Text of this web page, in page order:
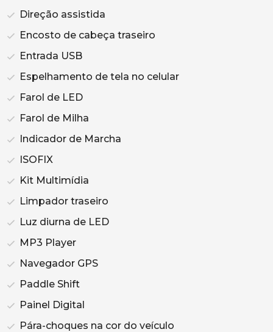
Direção assistida
Encosto de cabeça traseiro
Entrada USB
Espelhamento de tela no celular
Farol de LED
Farol de Milha
Indicador de Marcha
ISOFIX
Kit Multimídia
Limpador traseiro
Luz diurna de LED
MP3 Player
Navegador GPS
Paddle Shift
Painel Digital
Pára-choques na cor do veículo